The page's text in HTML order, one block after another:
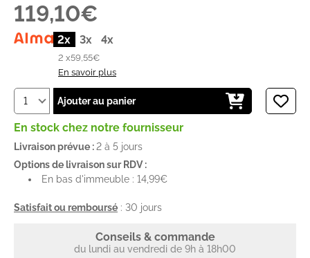
119,10€
2x 3x 4x
2 x59,55€
En savoir plus
Ajouter au panier
En stock chez notre fournisseur
Livraison prévue :2 à 5 jours
Options de livraison sur RDV :
En bas d'immeuble : 14,99€
Satisfait ou remboursé : 30 jours
Conseils & commande
du lundi au vendredi de 9h à 18h00